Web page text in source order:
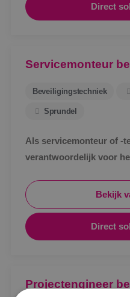
Direct
Servicemonteur
Beveiligingstechniek
Sprundel
Als servicemonteur of -
verantwoordelijk voor
beveiligingsinstallaties.
Bekijk
Direct
Projectengineer